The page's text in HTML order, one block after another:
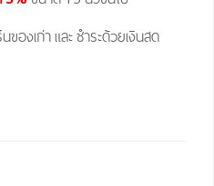
องเก่า และ ชำระด้วยเงินสด